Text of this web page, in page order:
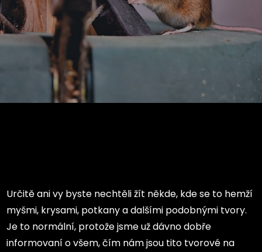
Určitě ani vy byste nechtěli žít někde, kde se to hemží
myšmi, krysami, potkany a dalšími podobnými tvory.
Je to normální, protože jsme už dávno dobře
informovaní o všem, čím nám jsou tito tvorové na